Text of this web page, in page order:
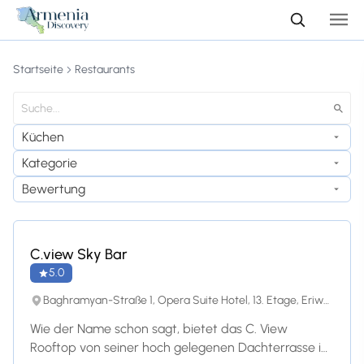
Startseite Restaurants
Küchen
Kategorie
Bewertung
C.view Sky Bar
5.0
Baghramyan-Straße 1, Opera Suite Hotel, 13. Etage, Eriwan, 0019, Eriwan
Wie der Name schon sagt, bietet das C. View
Rooftop von seiner hoch gelegenen Dachterrasse im